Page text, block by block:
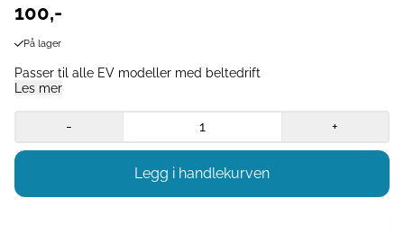
100,-
På lager
Passer til alle EV modeller med beltedrift
Les mer
- +